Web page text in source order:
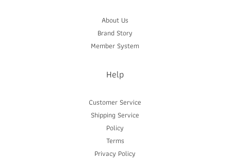
About Us
Brand Story
Member System
Help
Customer Service
Shipping Service
Policy
Terms
Privacy Policy